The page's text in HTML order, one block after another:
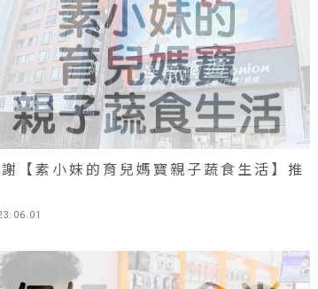
【素小妹的育兒媽寶親子蔬食生活】推